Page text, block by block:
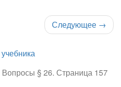
Следующее →
§ 26. Страница 157